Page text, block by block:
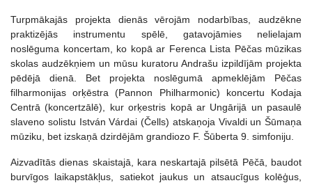
Turpmākajās projekta dienās vērojām nodarbības, audzēkne
praktizējās instrumentu spēlē, gatavojāmies nelielajam
noslēguma koncertam, ko kopā ar Ferenca Lista Pēčas mūzikas
skolas audzēkņiem un mūsu kuratoru Andrašu izpildījām projekta
pēdējā dienā. Bet projekta noslēgumā apmeklējām Pēčas
filharmonijas orķēstra (Pannon Philharmonic) koncertu Kodaja
Centrā (koncertzālē), kur orķestris kopā ar Ungārijā un pasaulē
slaveno solistu István Várdai (Čells) atskaņoja Vivaldi un Šūmaņa
mūziku, bet izskaņā dzirdējām grandiozo F. Šūberta 9. simfoniju.
Aizvadītās dienas skaistajā, kara neskartajā pilsētā Pēčā, baudot
burvīgos laikapstākļus, satiekot jaukus un atsaucīgus kolēģus,